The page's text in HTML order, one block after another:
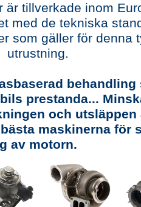
är tillverkade inom
med de tekniska
som gäller för denna
utrustning.
behandling
prestanda...
och utsläppen
maskinerna för
av motorn.